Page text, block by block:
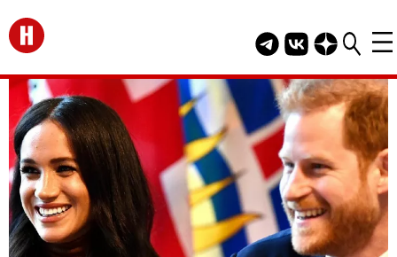
Перейти на главную
Telegram канал
Группа HELLO
Канал